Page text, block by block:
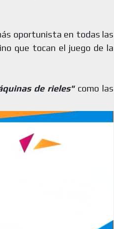
oportunista en todas las
que tocan el juego de la
de rieles" como las